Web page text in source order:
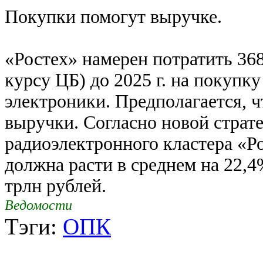
Покупки помогут выручке.
«Ростех» намерен потратить
курсу ЦБ) до 2025 г. на
электроники. Предполагается,
выручки. Согласно новой
радиоэлектронного кластера
должна расти в среднем на
трлн рублей.
Ведомости
Тэги: ОПК